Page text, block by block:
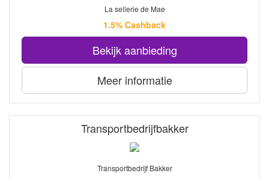
La sellerie de Mae
1.5% Cashback
Bekijk aanbieding
Meer informatie
Transportbedrijfbakker
Transportbedrijf Bakker